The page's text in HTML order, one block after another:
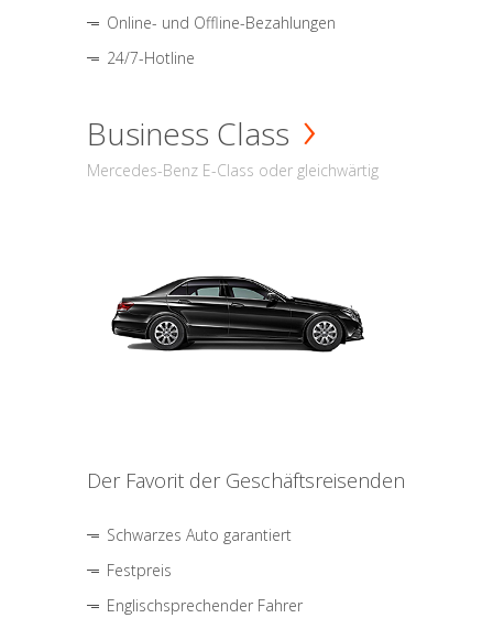
Online- und Offline-Bezahlungen
24/7-Hotline
Business Class
Mercedes-Benz E-Class oder gleichwärtig
Der Favorit der Geschäftsreisenden
Schwarzes Auto garantiert
Festpreis
Englischsprechender Fahrer